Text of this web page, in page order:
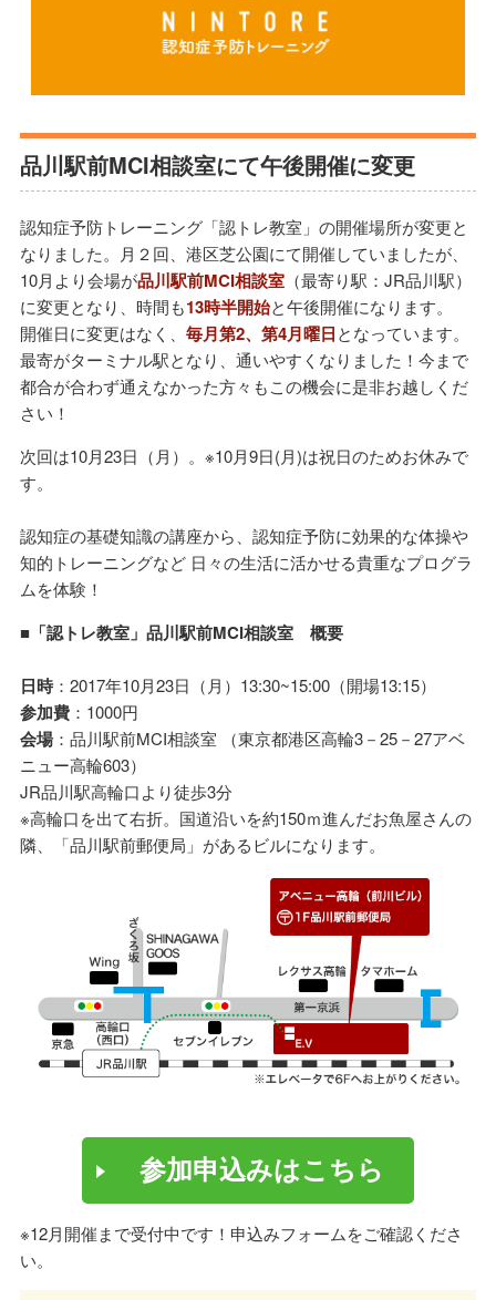
品川駅前MCI相談室にて午後開催に変更
認知症予防トレーニング「認トレ教室」の開催場所が変更と
なりました。月２回、港区芝公園にて開催していましたが、
10月より会場が品川駅前MCI相談室（最寄り駅：JR品川駅）
に変更となり、時間も13時半開始と午後開催になります。
開催日に変更はなく、 毎月第2、第4月曜日となっています。
最寄がターミナル駅となり、通いやすくなりました！今まで
都合が合わず通えなかった方々もこの機会に是非お越しくだ
さい！
次回は10月23日（月）。※10月9日(月)は祝日のためお休みで
す。
認知症の基礎知識の講座から、認知症予防に効果的な体操や
知的トレーニングなど 日々の生活に活かせる貴重なプログラ
ムを体験！
■「認トレ教室」品川駅前MCI相談室 概要
日時：2017年10月23日（月）13:30~15:00（開場13:15）
参加費：1000円
会場：品川駅前MCI相談室 （東京都港区高輪3－25－27アベ
ニュー高輪603）
JR品川駅高輪口より徒歩3分
※高輪口を出て右折。国道沿いを約150ｍ進んだお魚屋さんの
隣、「品川駅前郵便局」があるビルになります。
参加申込みはこちら
※12月開催まで受付中です！申込みフォームをご確認くださ
い。